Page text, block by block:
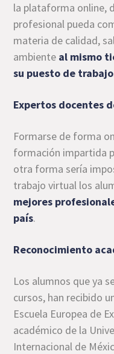
la plataforma online,
profesional pueda
materia de calidad,
ambiente al mismo
su puesto de trabajo
Expertos docentes
Formarse de forma
formación impartida
otra forma sería
trabajo virtual los
mejores
país.
Reconocimiento
Los alumnos que ya
cursos, han recibido
Escuela Europea de
académico de la
Internacional de